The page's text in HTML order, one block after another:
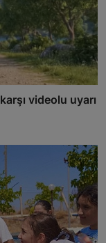
videolu uyarı